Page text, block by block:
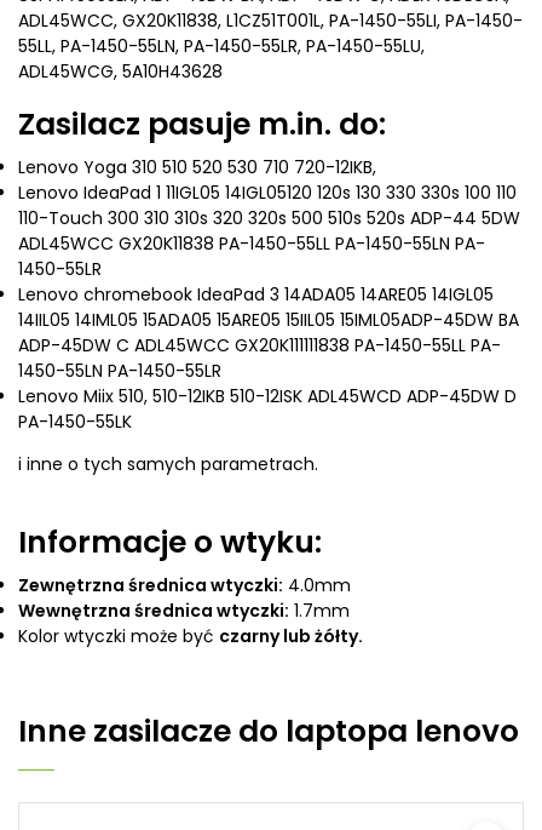
ADL45WCC, GX20K11838, L1CZ51T001L, PA-1450-55LI, PA-1450-
55LL, PA-1450-55LN, PA-1450-55LR, PA-1450-55LU,
ADL45WCG, 5A10H43628
Zasilacz pasuje m.in. do:
Lenovo Yoga 310 510 520 530 710 720-12IKB,
Lenovo IdeaPad 1 11IGL05 14IGL05120 120s 130 330 330s 100 110
110-Touch 300 310 310s 320 320s 500 510s 520s ADP-44 5DW
ADL45WCC GX20K11838 PA-1450-55LL PA-1450-55LN PA-
1450-55LR
Lenovo chromebook IdeaPad 3 14ADA05 14ARE05 14IGL05
14IIL05 14IML05 15ADA05 15ARE05 15IIL05 15IML05ADP-45DW BA
ADP-45DW C ADL45WCC GX20K111111838 PA-1450-55LL PA-
1450-55LN PA-1450-55LR
Lenovo Miix 510, 510-12IKB 510-12ISK ADL45WCD ADP-45DW D
PA-1450-55LK
i inne o tych samych parametrach.
Informacje o wtyku:
Zewnętrzna średnica wtyczki: 4.0mm
Wewnętrzna średnica wtyczki: 1.7mm
Kolor wtyczki może być czarny lub żółty.
Inne zasilacze do laptopa lenovo